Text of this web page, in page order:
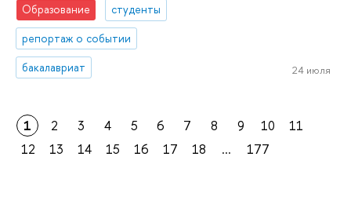
Образование
студенты
репортаж о событии
бакалавриат
24 июля
1 2 3 4 5 6 7 8 9 10
11
12
13 14 15 16 17 18 ... 177